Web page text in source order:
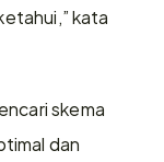
kata
skema
dan